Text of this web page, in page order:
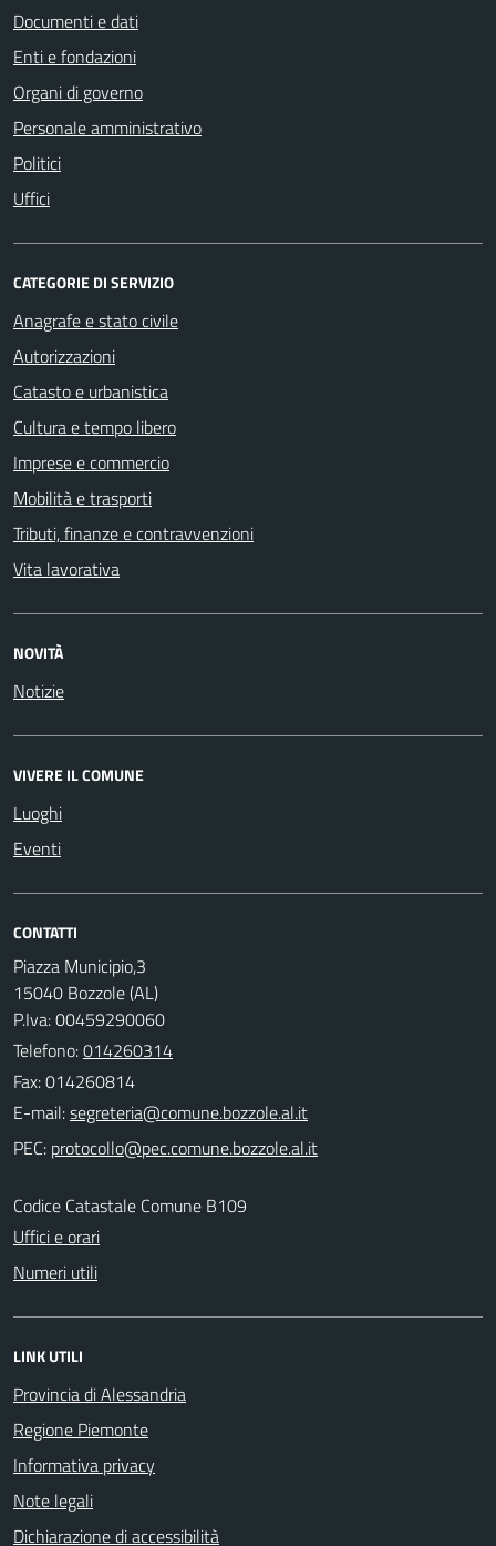
Documenti e dati
Enti e fondazioni
Organi di governo
Personale amministrativo
Politici
Uffici
CATEGORIE DI SERVIZIO
Anagrafe e stato civile
Autorizzazioni
Catasto e urbanistica
Cultura e tempo libero
Imprese e commercio
Mobilità e trasporti
Tributi, finanze e contravvenzioni
Vita lavorativa
NOVITÀ
Notizie
VIVERE IL COMUNE
Luoghi
Eventi
CONTATTI
Piazza Municipio,3
15040 Bozzole (AL)
P.Iva: 00459290060
Telefono:014260314
Fax: 014260814
E-mail:
PEC:
Codice Catastale Comune B109
Uffici e orari
Numeri utili
LINK UTILI
Provincia di Alessandria
Regione Piemonte
Informativa privacy
Note legali
Dichiarazione di accessibilità